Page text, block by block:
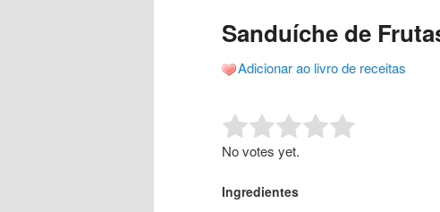
conteúdo
conteúdo
Sanduíche de
Adicionar ao livro de receitas
Rate this item:
No votes yet.
Ingredientes